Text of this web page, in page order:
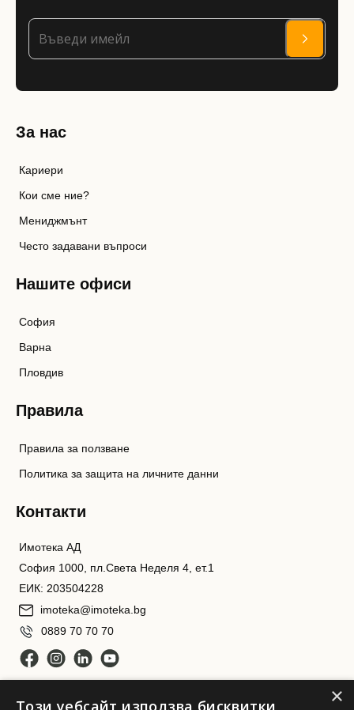
За нас
Кариери
Кои сме ние?
Мениджмънт
Често задавани въпроси
Нашите офиси
София
Варна
Пловдив
Правила
Правила за ползване
Политика за защита на личните данни
Контакти
Имотека АД
София 1000, пл.Света Неделя 4, ет.1
ЕИК: 203504228
imoteka@imoteka.bg
0889 70 70 70
×
Този уебсайт използва бисквитки